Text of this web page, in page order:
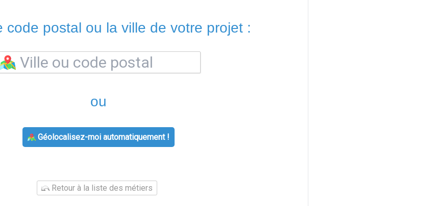
code postal ou la ville de votre projet :
ou
Géolocalisez-moi automatiquement !
Retour à la liste des métiers